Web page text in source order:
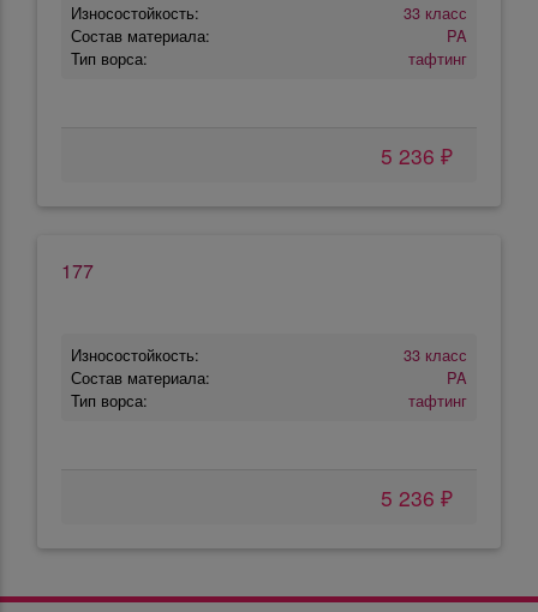
Износостойкость:
33 класс
Состав материала:
PA
Тип ворса:
тафтинг
5 236 ₽
177
Износостойкость:
33 класс
Состав материала:
PA
Тип ворса:
тафтинг
5 236 ₽